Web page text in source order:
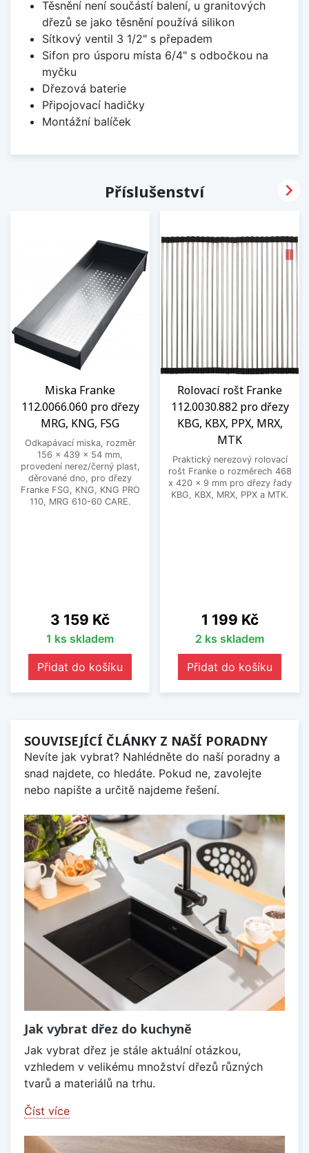
Těsnění není součástí balení, u granitových
dřezů se jako těsnění používá silikon
Sítkový ventil 3 1/2" s přepadem
Sifon pro úsporu místa 6/4" s odbočkou na
myčku
Dřezová baterie
Připojovací hadičky
Montážní balíček
Příslušenství
Miska Franke
112.0066.060 pro dřezy
MRG, KNG, FSG
Odkapávací miska, rozměr
156 x 439 x 54 mm,
provedení nerez/černý plast,
děrované dno, pro dřezy
Franke FSG, KNG, KNG PRO
110, MRG 610-60 CARE.
Cena
3 159 Kč
1 ks skladem
Přidat do košíku
Rolovací rošt Franke
112.0030.882 pro dřezy
KBG, KBX, PPX, MRX,
MTK
Praktický nerezový rolovací
rošt Franke o rozměrech 468
x 420 x 9 mm pro dřezy řady
KBG, KBX, MRX, PPX a MTK.
Cena
1 199 Kč
2 ks skladem
Přidat do košíku

SOUVISEJÍCÍ ČLÁNKY Z NAŠÍ PORADNY
Nevíte jak vybrat? Nahlédněte do naší poradny a
snad najdete, co hledáte. Pokud ne, zavolejte
nebo napište a určitě najdeme řešení.
Jak vybrat dřez do kuchyně
Jak vybrat dřez je stále aktuální otázkou,
vzhledem v velikému množství dřezů různých
tvarů a materiálů na trhu.
Číst více